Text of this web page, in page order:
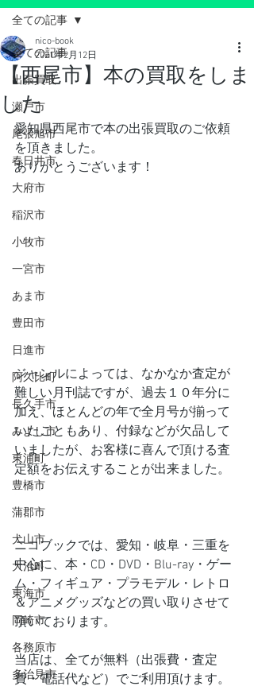
全ての記事
出張買取
瀬戸市
尾張旭市
春日井市
大府市
稲沢市
小牧市
一宮市
あま市
豊田市
日進市
阿久比町
長久手市
みよし市
東浦町
豊橋市
蒲郡市
犬山市
大治町
東海市
岡崎市
各務原市
多治見市
全ての記事
【西尾市】本の買取をしま
した
nico-book
2021年2月12日
愛知県西尾市で本の出張買取のご依頼
を頂きました。
ありがとうございます！
ジャンルによっては、なかなか査定が
難しい月刊誌ですが、過去１０年分に
加え、ほとんどの年で全月号が揃って
いたこともあり、付録などが欠品して
いましたが、お客様に喜んで頂ける査
定額をお伝えすることが出来ました。
ニコブックでは、愛知・岐阜・三重を
中心に、本・CD・DVD・Blu-ray・ゲー
ム・フィギュア・プラモデル・レトロ
＆アニメグッズなどの買い取りさせて
頂いております。
当店は、全てが無料（出張費・査定
費・電話代など）でご利用頂けます。